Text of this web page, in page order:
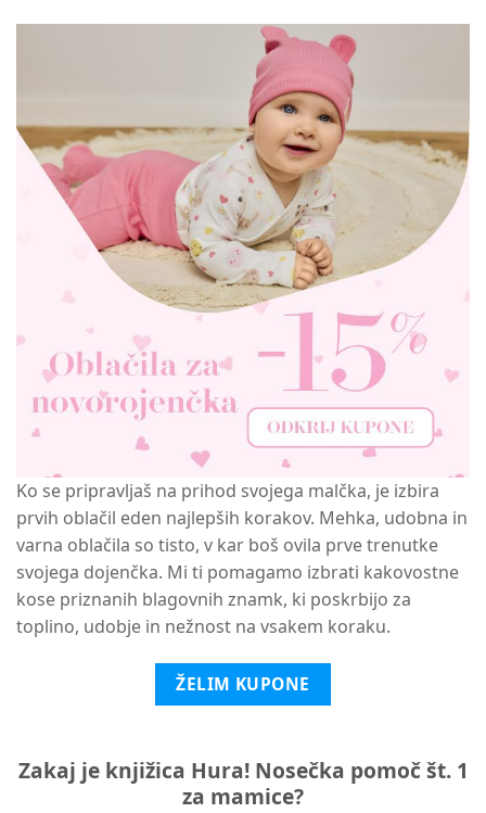
Ko se pripravljaš na prihod svojega malčka, je izbira
prvih oblačil eden najlepših korakov. Mehka, udobna in
varna oblačila so tisto, v kar boš ovila prve trenutke
svojega dojenčka. Mi ti pomagamo izbrati kakovostne
kose priznanih blagovnih znamk, ki poskrbijo za
toplino, udobje in nežnost na vsakem koraku.
ŽELIM KUPONE
Zakaj je knjižica Hura! Nosečka pomoč št. 1
za mamice?